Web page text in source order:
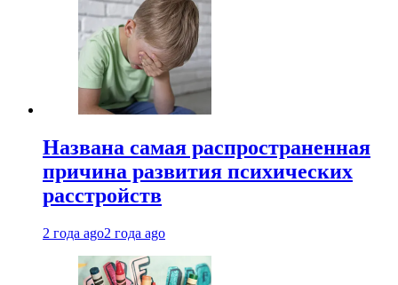
Названа самая распространенная
причина развития психических
расстройств
2 года ago2 года ago